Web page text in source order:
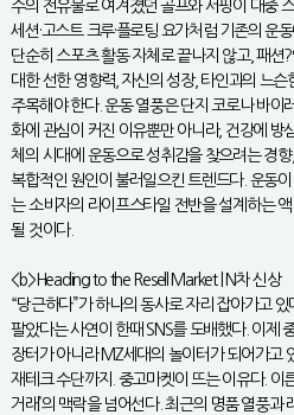
수의 전유물로 여겨졌던 골프와 서핑이 대중
세션·고스트 크루·플로팅 요가처럼 기존의 운
단순히 스포츠 활동 자체로 끝나지 않고, 패션
대한 선한 영향력, 자신의 성장, 타인과의 느슨
주목해야 한다. 운동 열풍은 단지 코로나 바이
화에 관심이 커진 이유뿐만 아니라, 건강에 방
체의 시대에 운동으로 성취감을 찾으려는 경
복합적인 원인이 불러일으킨 트렌드다. 운동
는 소비자의 라이프스타일 전반을 설계하는
될 것이다.
<b>Heading to the Resell Market | N차 신상
“당근하다”가 하나의 동사로 자리 잡아가고
팔았다는 사연이 한때 SNS를 도배했다. 이제
장터가 아니라 MZ세대의 놀이터가 되어가고
재테크 수단까지. 중고마켓이 뜨는 이유다. 이
거래’의 맥락을 넘어선다. 최근의 명품 열풍과